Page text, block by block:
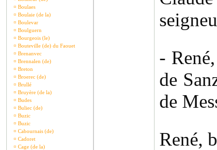
¤ Boulaes
¤ Boulaie (de la)
¤ Boulevar
¤ Boulguern
¤ Bourgeois (le)
¤ Bouteville (de) du Faouet
¤ Brenanvec
¤ Brennalen (de)
¤ Breton
¤ Broerec (de)
¤ Brullé
¤ Bruyère (de la)
¤ Budes
¤ Buliec (de)
¤ Buzic
¤ Buzic
¤ Cabournais (de)
¤ Cadoret
¤ Cage (de la)
-
de
de
René,